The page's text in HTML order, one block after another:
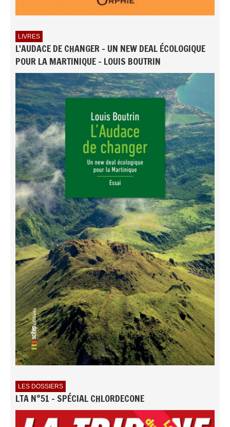
LIVRES
L'AUDACE DE CHANGER - UN NEW DEAL ÉCOLOGIQUE
POUR LA MARTINIQUE - LOUIS BOUTRIN
LES DOSSIERS
LTA N°51 - SPÉCIAL CHLORDECONE